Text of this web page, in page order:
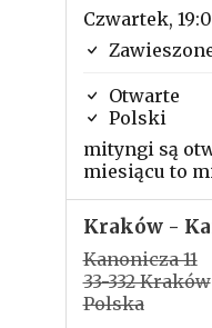
Czwartek,
Otwarte
Polski
mityngi są
miesiącu to
Kraków -
Kanonicza 11
33-332 Kraków
Polska